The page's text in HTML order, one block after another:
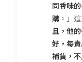
同香味
購 。」
且，他
好，每
補貨，